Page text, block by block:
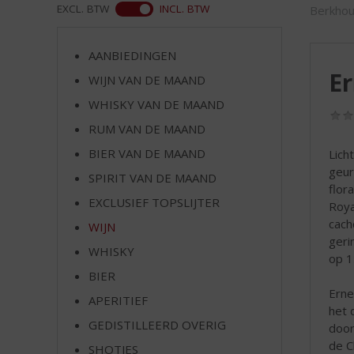
op
het
de
EXCL. BTW INCL. BTW
AANBIEDINGEN
WIJN VAN DE MAAND
WHISKY VAN DE MAAND
RUM VAN DE MAAND
BIER VAN DE MAAND
SPIRIT VAN DE MAAND
EXCLUSIEF TOPSLIJTER
WIJN
WHISKY
BIER
APERITIEF
GEDISTILLEERD OVERIG
SHOTJES